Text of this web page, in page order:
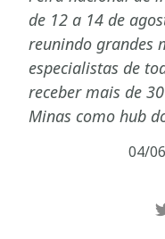
de 12 a 14 de
reunindo grandes
especialistas de
receber mais de
Minas como hub
04/